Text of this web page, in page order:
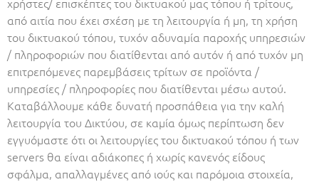
από αιτία που έχει σχέση με τη λειτουργία ή μη, τη χρήση
του δικτυακού τόπου, τυχόν αδυναμία παροχής υπηρεσιών
/ πληροφοριών που διατίθενται από αυτόν ή από τυχόν μη
επιτρεπόμενες παρεμβάσεις τρίτων σε προϊόντα /
υπηρεσίες / πληροφορίες που διατίθενται μέσω αυτού.
Καταβάλλουμε κάθε δυνατή προσπάθεια για την καλή
λειτουργία του Δικτύου, σε καμία όμως περίπτωση δεν
εγγυόμαστε ότι οι λειτουργίες του δικτυακού τόπου ή των
servers θα είναι αδιάκοπες ή χωρίς κανενός είδους
σφάλμα, απαλλαγμένες από ιούς και παρόμοια στοιχεία,